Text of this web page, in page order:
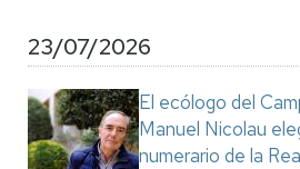
23/07/2026
El ecólogo del
Manuel Nicolau
numerario de la